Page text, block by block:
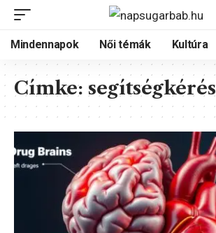
Mindennapok Női témák Kultúra
Címke: segítségkérés